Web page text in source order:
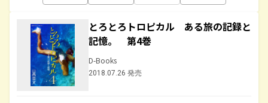
とろとろトロピカル ある旅の記録と
記憶。 第4巻
D-Books
2018.07.26 発売